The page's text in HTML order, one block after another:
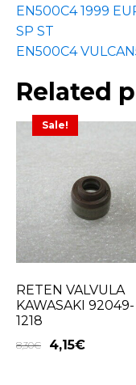
EN500C4 1999
SP ST
EN500C4
Related
Sale!
RETEN VALVULA
KAWASAKI 92049-
1218
8,30€ 4,15€